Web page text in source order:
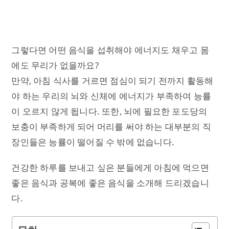
그렇다면 어떤 음식을 섭취해야 에너지도 채우고 몸
에도 무리가 없을까요?
만약, 아침 식사를 거르면 점심이 되기 전까지 활동해
야 하는 우리의 뇌와 신체에 에너지가 부족하여 능률
이 오르지 않게 됩니다. 또한, 뇌에 필요한 포도당의
보충이 부족하게 되어 머리를 써야 하는 대부분의 직
장인들은 능률이 떨어질 수 밖에 없습니다.
건강한 하루를 보내고 싶은 분들에게 아침에 먹으면
좋은 음식과 공복에 좋은 음식을 소개해 드리겠습니
다.